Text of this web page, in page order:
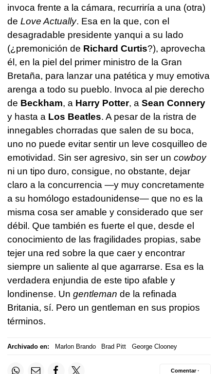
invoca frente a la cámara, recurriría a una (otra)
de Love Actually. Esa en la que, con el
desagradable presidente yanqui a su lado
(¿premonición de Richard Curtis?), aprovecha
él, en la piel del primer ministro de la Gran
Bretaña, para lanzar una patética y muy emotiva
arenga a todo su pueblo. Invoca al pie derecho
de Beckham, a Harry Potter, a Sean Connery
y hasta a Los Beatles. A pesar de la ristra de
innegables chorradas que salen de su boca,
uno no puede evitar sentir un leve cosquilleo de
emotividad. Sin ser agresivo, sin ser un cowboy
ni un tipo duro, consigue, no obstante, dejar
claro a la concurrencia —y muy concretamente
a su homólogo estadounidense— que no es la
misma cosa ser amable y considerado que ser
débil. Que también es fuerte el que, desde el
conocimiento de las fragilidades propias, sabe
tejer una red sobre la que caer y encontrar
siempre un saliente al que agarrarse. Esa es la
verdadera enjundia de este tipo afable y
londinense. Un gentleman de la refinada
Britania, sí. Pero un gentleman en sus propios
términos.
Archivado en: Marlon Brando Brad Pitt George Clooney
Comentar ·